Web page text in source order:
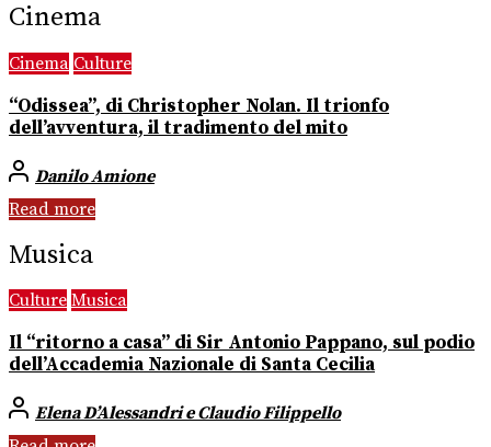
Cinema
Cinema Culture
“Odissea”, di Christopher Nolan. Il trionfo
dell’avventura, il tradimento del mito
Danilo Amione
Read more
Musica
Culture Musica
Il “ritorno a casa” di Sir Antonio Pappano, sul podio
dell’Accademia Nazionale di Santa Cecilia
Elena D’Alessandri e Claudio Filippello